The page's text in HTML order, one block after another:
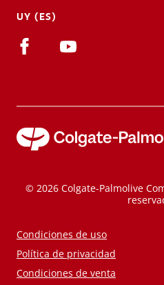
UY (ES)
© 2026 Colgate-Palmolive
Condiciones de uso
Política de privacidad
Condiciones de venta